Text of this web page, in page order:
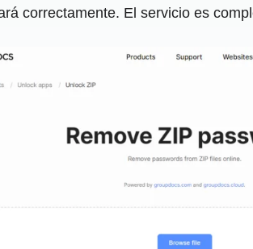
correctamente. El servicio es